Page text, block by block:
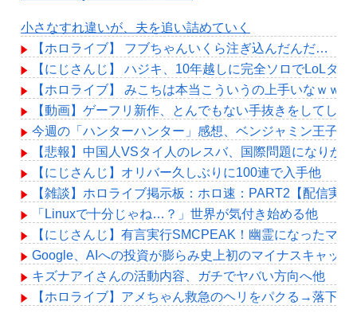
小さなすれ違いが、夫を追い詰めていく
【ホロライブ】 フブちゃんいくら注ぎ込んだんだ…
【にじさんじ】 ハジキ、10年越しに完全ソロでLoLダ
【ホロライブ】 みこちは本当こういうの上手いなｗｗｗ
【動画】ゲーフリ新作、とんでもない手抜きをしてしま
今週の「ハンターハンター」感想、ベンジャミン王子
【悲報】中国人VSタイ人のレスバ、国際問題になりか
【にじさんじ】オリバー久しぶりに100連で入手他
【雑談】ホロライブ掲示板：ホロ速：PART2【配信実
「Linuxで十分じゃね…？」世界が気付き始める他
【にじさんじ】有言実行SMCPEAK！幽霊になったマジ
Google、AIへの投資が膨らみ史上初のマイナスキャッ
キズナアイさんの活動内容、ガチでヤバい方向へ他
【ホロライブ】アメちゃん救急のヘリをパクる→落下【